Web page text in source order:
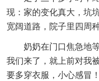
现：家的变化真大，坑
宽阔道路，院子里四周
奶奶在门口焦急地
我们来了，就上前对我
要多穿衣服，小心感冒